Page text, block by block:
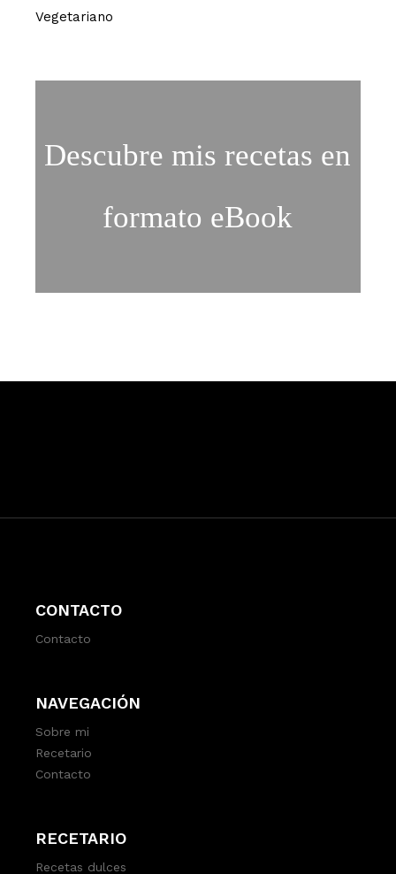
Vegetariano
Descubre mis recetas en
formato eBook
CONTACTO
Contacto
NAVEGACIÓN
Sobre mi
Recetario
Contacto
RECETARIO
Recetas dulces